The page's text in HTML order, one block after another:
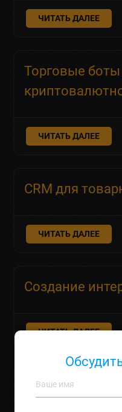
ЧИТАТЬ ДАЛЕЕ
Торговые
ЧИТАТЬ ДАЛЕЕ
CRM для
ЧИТАТЬ ДАЛЕЕ
Создание
ЧИТАТЬ ДАЛЕЕ
Создание